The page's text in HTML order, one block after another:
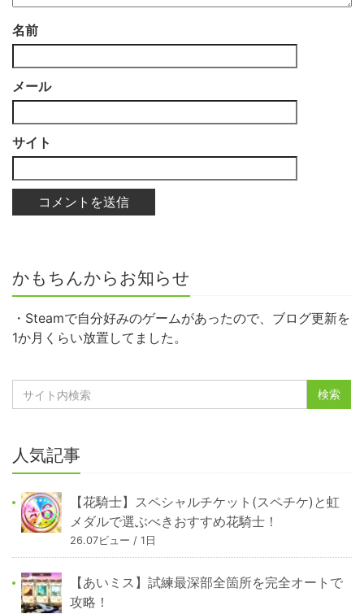
名前
メール
サイト
かもちんからお知らせ
・Steamで自分好みのゲームがあったので、ブログ更新を
1か月くらい放置してました。
人気記事
【花騎士】スペシャルチケット(スペチケ)と虹
メダルで選ぶべきおすすめ花騎士！
26.07ビュー / 1日
【あいミス】試練最深部全箇所を完全オートで
攻略！